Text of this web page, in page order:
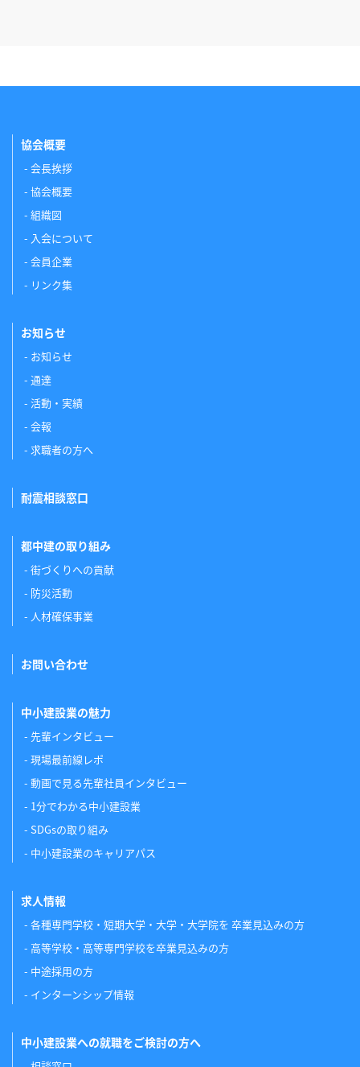
協会概要
会長挨拶
協会概要
組織図
入会について
会員企業
リンク集
お知らせ
お知らせ
通達
活動・実績
会報
求職者の方へ
耐震相談窓口
都中建の取り組み
街づくりへの貢献
防災活動
人材確保事業
お問い合わせ
中小建設業の魅力
先輩インタビュー
現場最前線レポ
動画で見る先輩社員インタビュー
1分でわかる中小建設業
SDGsの取り組み
中小建設業のキャリアパス
求人情報
各種専門学校・短期大学・大学・大学院を 卒業見込みの方
高等学校・高等専門学校を卒業見込みの方
中途採用の方
インターンシップ情報
中小建設業への就職をご検討の方へ